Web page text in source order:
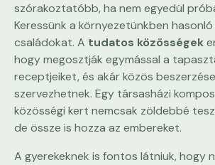
szórakoztatóbb, ha nem egyedül
Keressünk a környezetünkben
családokat. A tudatos közösségek
hogy megosztják egymással a
receptjeiket, és akár közös
szervezhetnek. Egy társasházi
közösségi kert nemcsak zöldebbé
de össze is hozza az embereket.
A gyerekeknek is fontos látniuk, hogy